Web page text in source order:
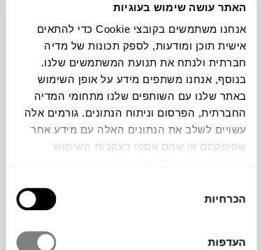
האתר עושה שימוש בעוגיות
אנחנו משתמשים בקובצי Cookie כדי להתאים
אישית תוכן ומודעות, לספק תכונות של מדיה
חברתית ולנתח את תנועת המשתמשים שלנו.
בנוסף, אנחנו משתפים מידע על אופן השימוש
באתר שלנו עם השותפים שלנו מתחומי המדיה
החברתית, הפרסום וניתוח הנתונים. גורמים אלה
עשויים לשלב את הנתונים האלה עם מידע אחר
שסיפקתם או שהם אספו בעקבות השימוש
הסכמה
הכרחיות
העדפות
₪1,307
₪690
47%
הנחה
כסא BRAID